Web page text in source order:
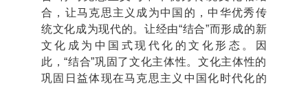
合，让马克思主义成为中国的，中华优秀传
统文化成为现代的。让经由“结合”而形成的新
文化成为中国式现代化的文化形态。因
此，“结合”巩固了文化主体性。文化主体性的
巩固日益体现在马克思主义中国化时代化的